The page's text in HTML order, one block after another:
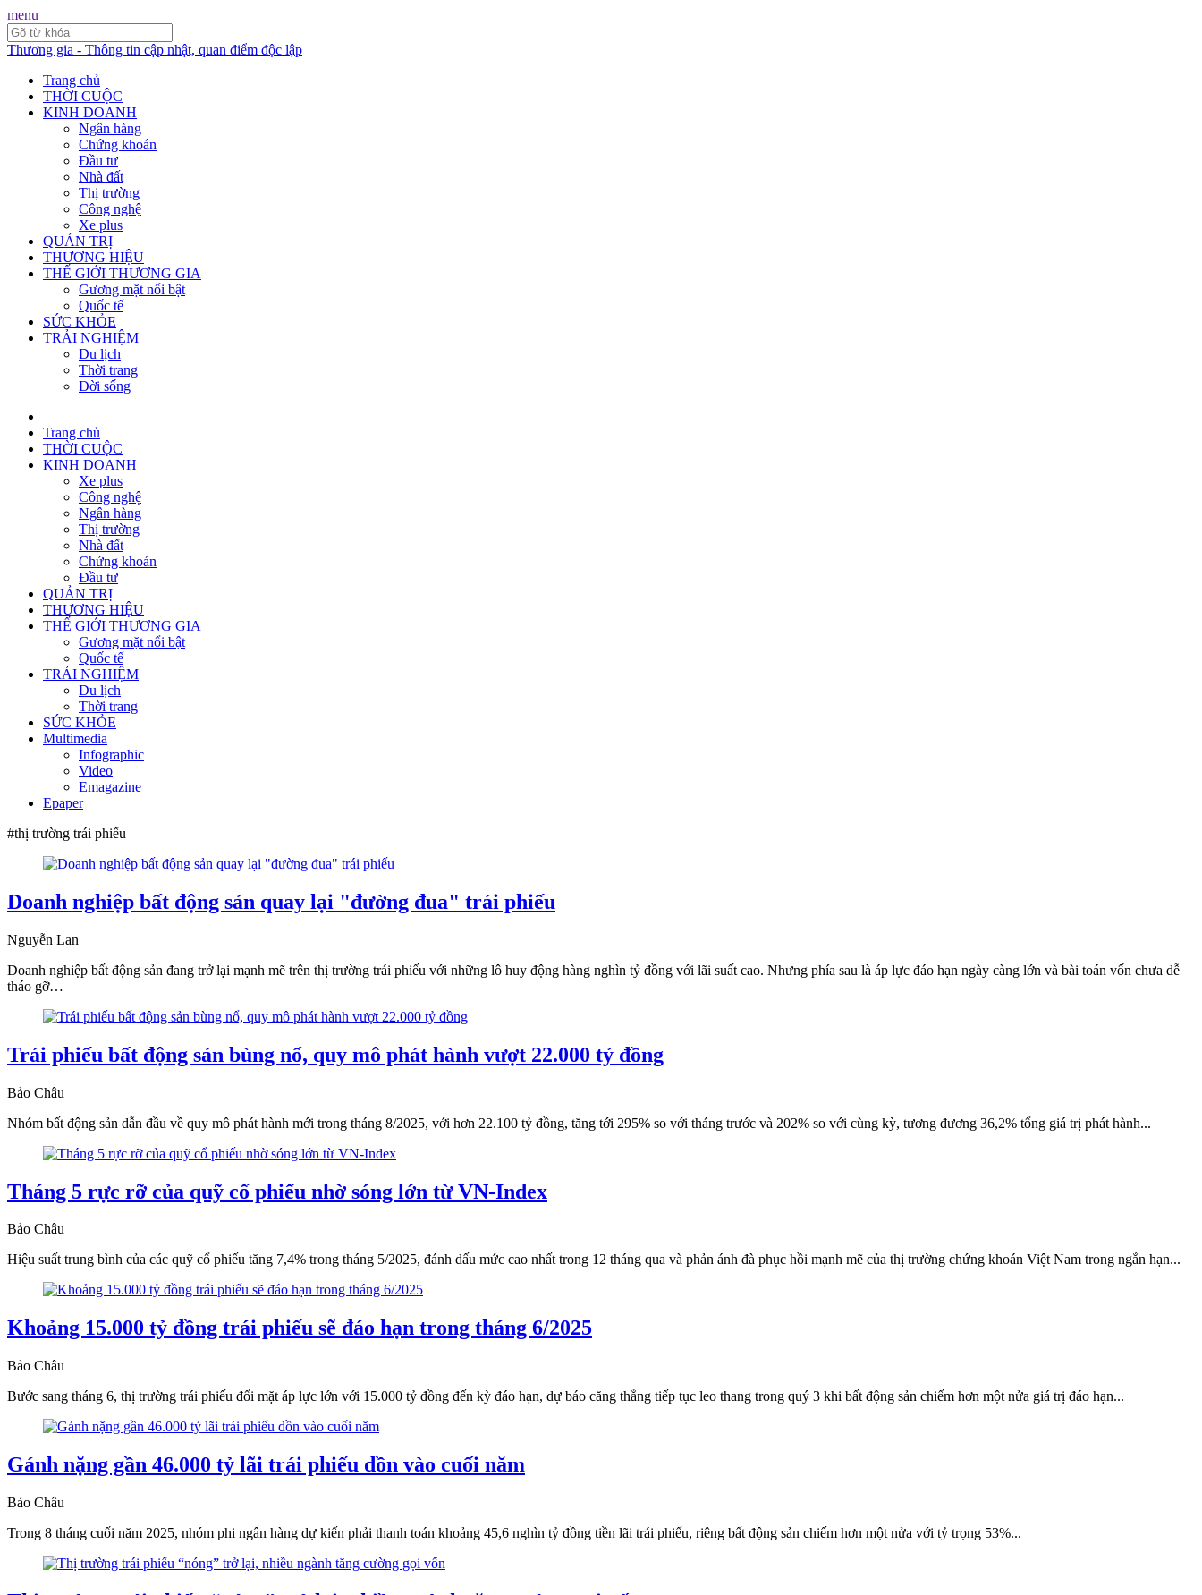
menu
Thương gia - Thông tin cập nhật, quan điểm độc lập
Trang chủ
THỜI CUỘC
KINH DOANH
Ngân hàng
Chứng khoán
Đầu tư
Nhà đất
Thị trường
Công nghệ
Xe plus
QUẢN TRỊ
THƯƠNG HIỆU
THẾ GIỚI THƯƠNG GIA
Gương mặt nổi bật
Quốc tế
SỨC KHỎE
TRẢI NGHIỆM
Du lịch
Thời trang
Đời sống
Trang chủ
THỜI CUỘC
KINH DOANH
Xe plus
Công nghệ
Ngân hàng
Thị trường
Nhà đất
Chứng khoán
Đầu tư
QUẢN TRỊ
THƯƠNG HIỆU
THẾ GIỚI THƯƠNG GIA
Gương mặt nổi bật
Quốc tế
TRẢI NGHIỆM
Du lịch
Thời trang
SỨC KHỎE
Multimedia
Infographic
Video
Emagazine
Epaper
#thị trường trái phiếu
Doanh nghiệp bất động sản quay lại "đường đua" trái phiếu
Nguyễn Lan
Doanh nghiệp bất động sản đang trở lại mạnh mẽ trên thị trường trái phiếu với những lô huy động hàng nghìn tỷ đồng với lãi suất cao. Nhưng phía sau là áp lực đáo hạn ngày càng lớn và bài toán vốn chưa dễ
tháo gỡ…
Trái phiếu bất động sản bùng nổ, quy mô phát hành vượt 22.000 tỷ đồng
Bảo Châu
Nhóm bất động sản dẫn đầu về quy mô phát hành mới trong tháng 8/2025, với hơn 22.100 tỷ đồng, tăng tới 295% so với tháng trước và 202% so với cùng kỳ, tương đương 36,2% tổng giá trị phát hành...
Tháng 5 rực rỡ của quỹ cổ phiếu nhờ sóng lớn từ VN-Index
Bảo Châu
Hiệu suất trung bình của các quỹ cổ phiếu tăng 7,4% trong tháng 5/2025, đánh dấu mức cao nhất trong 12 tháng qua và phản ánh đà phục hồi mạnh mẽ của thị trường chứng khoán Việt Nam trong ngắn hạn...
Khoảng 15.000 tỷ đồng trái phiếu sẽ đáo hạn trong tháng 6/2025
Bảo Châu
Bước sang tháng 6, thị trường trái phiếu đối mặt áp lực lớn với 15.000 tỷ đồng đến kỳ đáo hạn, dự báo căng thẳng tiếp tục leo thang trong quý 3 khi bất động sản chiếm hơn một nửa giá trị đáo hạn...
Gánh nặng gần 46.000 tỷ lãi trái phiếu dồn vào cuối năm
Bảo Châu
Trong 8 tháng cuối năm 2025, nhóm phi ngân hàng dự kiến phải thanh toán khoảng 45,6 nghìn tỷ đồng tiền lãi trái phiếu, riêng bất động sản chiếm hơn một nửa với tỷ trọng 53%...